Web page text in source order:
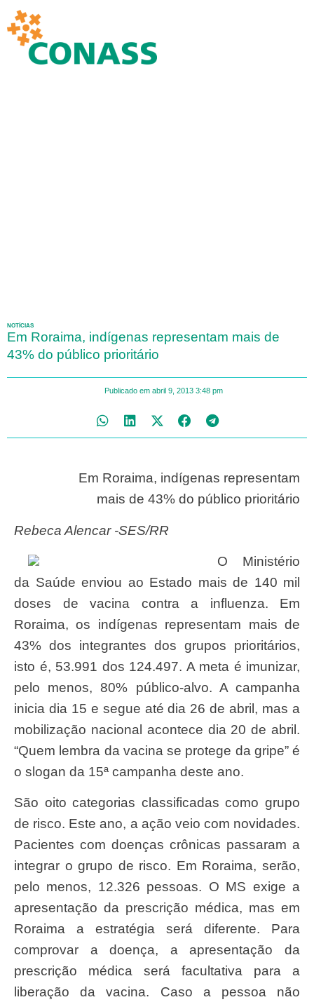
NOTÍCIAS
Em Roraima, indígenas representam mais de
43% do público prioritário
Publicado em abril 9, 2013 3:48 pm
Em Roraima, indígenas representam
mais de 43% do público prioritário
Rebeca Alencar -SES/RR
O Ministério
da Saúde enviou ao Estado mais de 140 mil
doses de vacina contra a influenza. Em
Roraima, os indígenas representam mais de
43% dos integrantes dos grupos prioritários,
isto é, 53.991 dos 124.497. A meta é imunizar,
pelo menos, 80% público-alvo. A campanha
inicia dia 15 e segue até dia 26 de abril, mas a
mobilização nacional acontece dia 20 de abril.
“Quem lembra da vacina se protege da gripe” é
o slogan da 15ª campanha deste ano.
São oito categorias classificadas como grupo
de risco. Este ano, a ação veio com novidades.
Pacientes com doenças crônicas passaram a
integrar o grupo de risco. Em Roraima, serão,
pelo menos, 12.326 pessoas. O MS exige a
apresentação da prescrição médica, mas em
Roraima a estratégia será diferente. Para
comprovar a doença, a apresentação da
prescrição médica será facultativa para a
liberação da vacina. Caso a pessoa não